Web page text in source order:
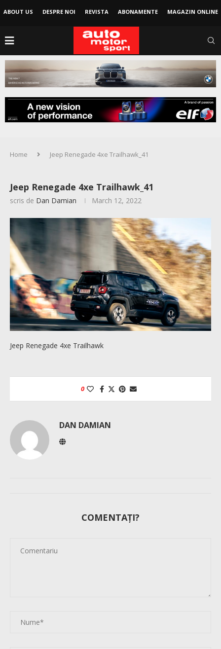
ABOUT US DESPRE NOI REVISTA ABONAMENTE MAGAZIN ONLINE
Home Jeep Renegade 4xe Trailhawk_41
Jeep Renegade 4xe Trailhawk_41
scris de Dan Damian March 12, 2022
Jeep Renegade 4xe Trailhawk
0
DAN DAMIAN
COMENTAȚI?